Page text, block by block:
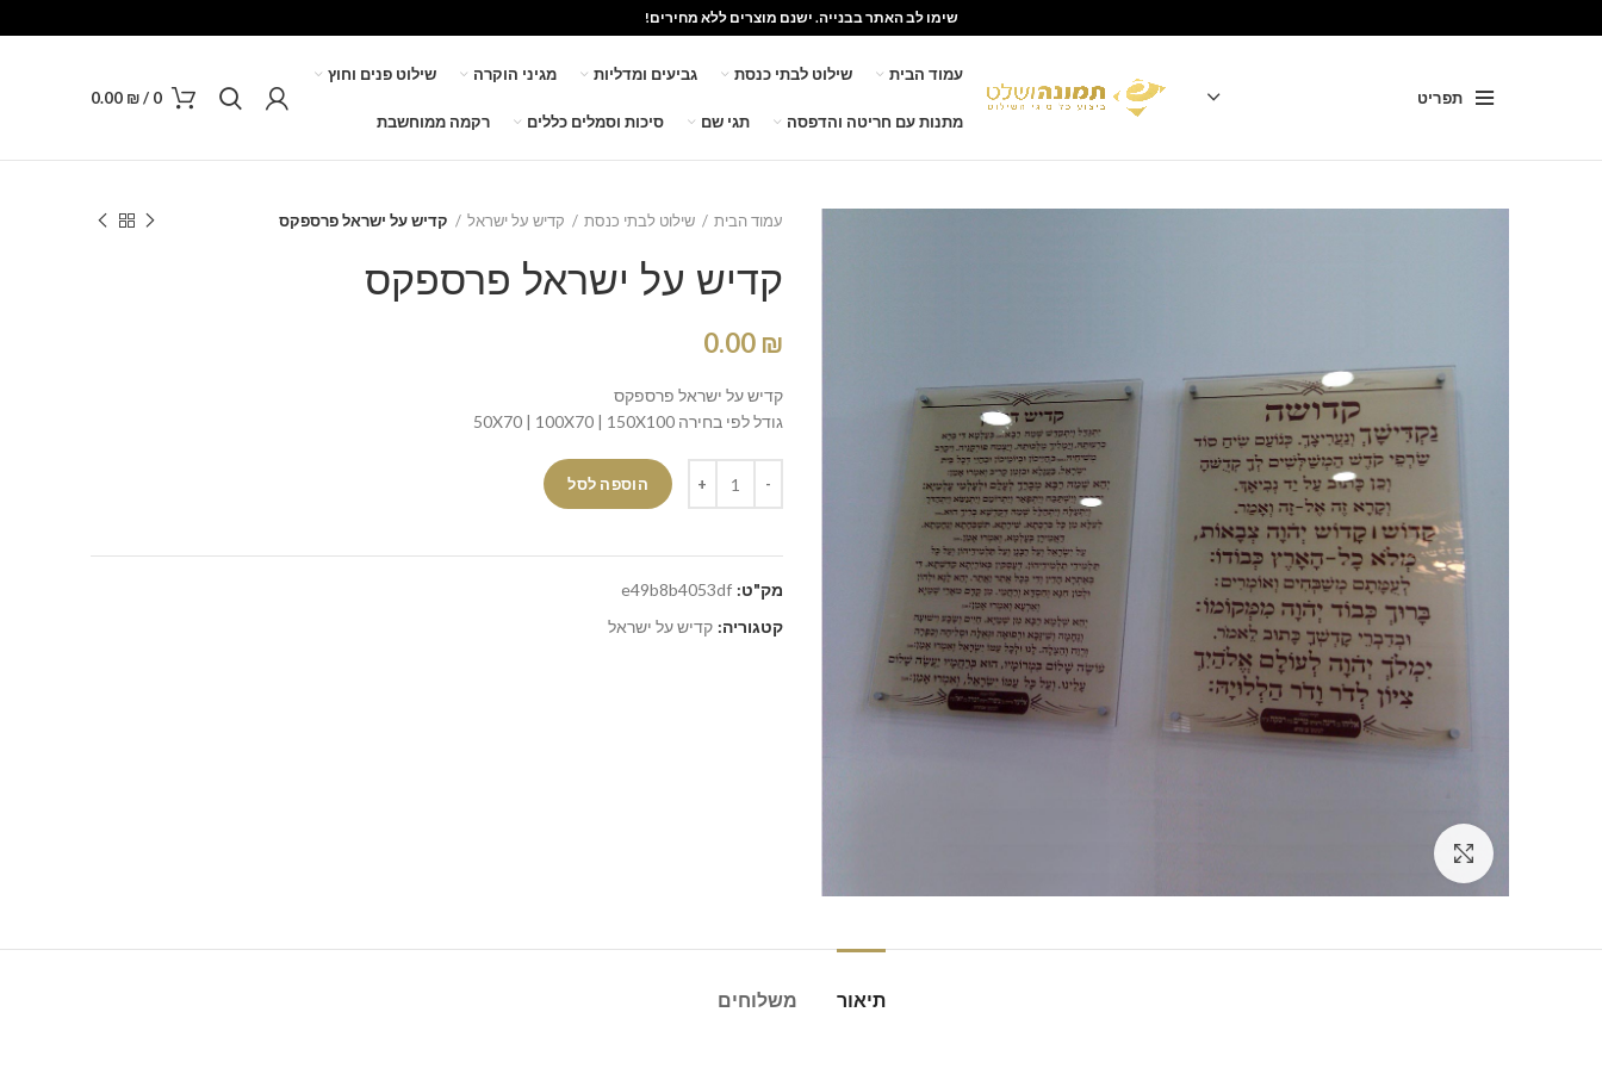
שימו לב האתר בבנייה. ישנם מוצרים ללא מחירים!
תפריט
עמוד הבית שילוט לבתי כנסת גביעים ומדליות מגיני הוקרה שילוט פנים וחוץ
מתנות עם חריטה והדפסה תגי שם סיכות וסמלים כללים רקמה ממוחשבת
0
/
0.00 ₪
עמוד הבית שילוט לבתי כנסת קדיש על ישראל קדיש על ישראל פרספקס
קדיש על ישראל פרספקס
0.00 ₪
קדיש על ישראל פרספקס
גודל לפי בחירה 50X70 | 100X70 | 150X100
הוספה לסל
מק"ט: e49b8b4053df
קטגוריה: קדיש על ישראל
תיאור משלוחים